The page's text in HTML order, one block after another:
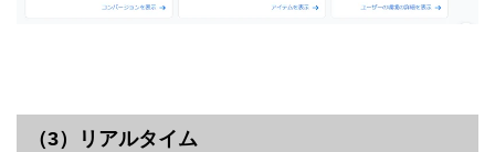
（3）リアルタイム